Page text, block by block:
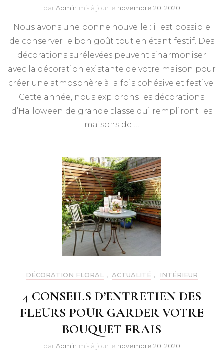
par Admin mis à jour le novembre 20, 2020
Nous avons une bonne nouvelle : il est possible
de conserver le bon goût tout en étant festif. Des
décorations surélevées peuvent s’harmoniser
avec la décoration existante de votre maison pour
créer une atmosphère à la fois cohésive et festive.
Cette année, nous explorons les décorations
d’Halloween de grande classe qui rempliront les
maisons de …
DÉCORATION FLORAL , ACTUALITÉ , INTÉRIEUR
4 CONSEILS D’ENTRETIEN DES
FLEURS POUR GARDER VOTRE
BOUQUET FRAIS
par Admin mis à jour le novembre 20, 2020